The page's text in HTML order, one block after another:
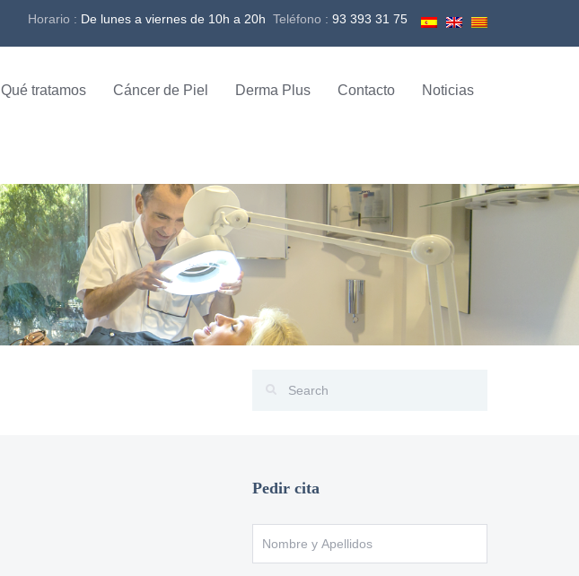
Horario : De lunes a viernes de 10h a 20h Teléfono : 93 393 31 75
Qué tratamos Cáncer de Piel Derma Plus Contacto Noticias
Pedir cita